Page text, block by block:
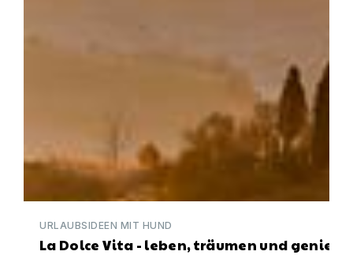
URLAUBSIDEEN MIT HUND
La Dolce Vita - leben, träumen und